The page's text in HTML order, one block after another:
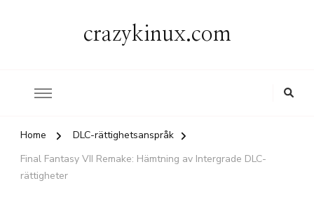
crazykinux.com
Home
DLC-rättighetsanspråk
Final Fantasy VII Remake: Hämtning av Intergrade DLC-
rättigheter